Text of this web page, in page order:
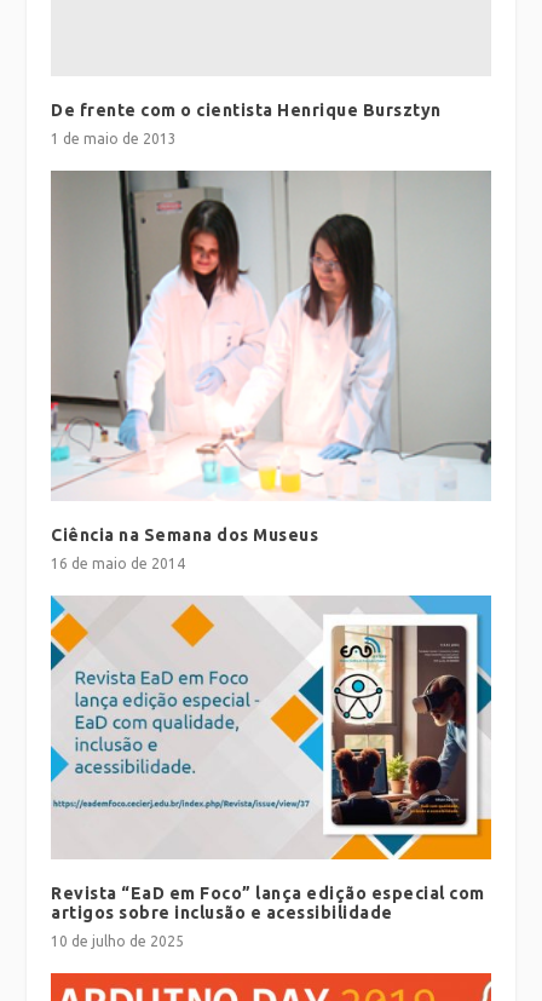
De frente com o cientista Henrique Bursztyn
1 de maio de 2013
Ciência na Semana dos Museus
16 de maio de 2014
Revista “EaD em Foco” lança edição especial com
artigos sobre inclusão e acessibilidade
10 de julho de 2025